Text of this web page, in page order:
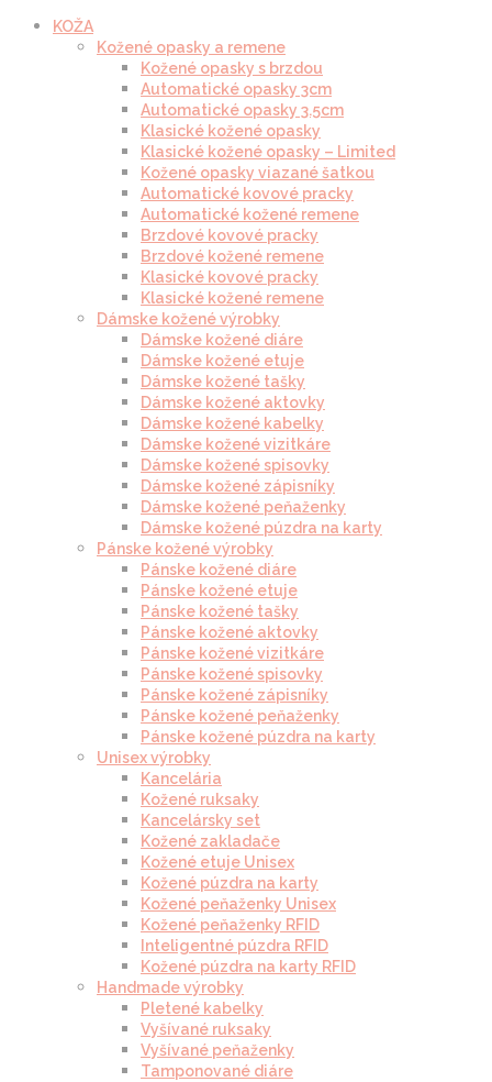
KOŽA
Kožené opasky a remene
Kožené opasky s brzdou
Automatické opasky 3cm
Automatické opasky 3.5cm
Klasické kožené opasky
Klasické kožené opasky – Limited
Kožené opasky viazané šatkou
Automatické kovové pracky
Automatické kožené remene
Brzdové kovové pracky
Brzdové kožené remene
Klasické kovové pracky
Klasické kožené remene
Dámske kožené výrobky
Dámske kožené diáre
Dámske kožené etuje
Dámske kožené tašky
Dámske kožené aktovky
Dámske kožené kabelky
Dámske kožené vizitkáre
Dámske kožené spisovky
Dámske kožené zápisníky
Dámske kožené peňaženky
Dámske kožené púzdra na karty
Pánske kožené výrobky
Pánske kožené diáre
Pánske kožené etuje
Pánske kožené tašky
Pánske kožené aktovky
Pánske kožené vizitkáre
Pánske kožené spisovky
Pánske kožené zápisníky
Pánske kožené peňaženky
Pánske kožené púzdra na karty
Unisex výrobky
Kancelária
Kožené ruksaky
Kancelársky set
Kožené zakladače
Kožené etuje Unisex
Kožené púzdra na karty
Kožené peňaženky Unisex
Kožené peňaženky RFID
Inteligentné púzdra RFID
Kožené púzdra na karty RFID
Handmade výrobky
Pletené kabelky
Vyšívané ruksaky
Vyšívané peňaženky
Tamponované diáre